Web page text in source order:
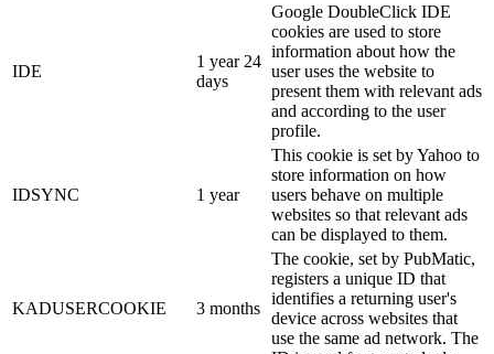
IDE
1 year 24
days
Google DoubleClick IDE
cookies are used to store
information about how the
user uses the website to
present them with relevant ads
and according to the user
profile.
IDSYNC 1 year
This cookie is set by Yahoo to
store information on how
users behave on multiple
websites so that relevant ads
can be displayed to them.
KADUSERCOOKIE 3 months
The cookie, set by PubMatic,
registers a unique ID that
identifies a returning user's
device across websites that
use the same ad network. The